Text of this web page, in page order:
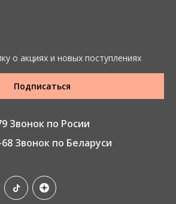
о акциях и новых поступлениях
Подписаться
Звонок по Росии
Звонок по Беларуси